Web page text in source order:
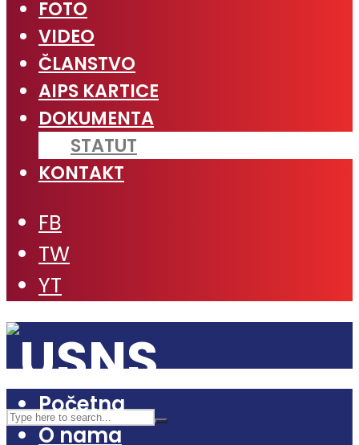
FOTO
VIDEO
ČLANSTVO
AIPS KARTICE
DOKUMENTA
STATUT
KONTAKT
FB
TW
YT
Početna
O nama